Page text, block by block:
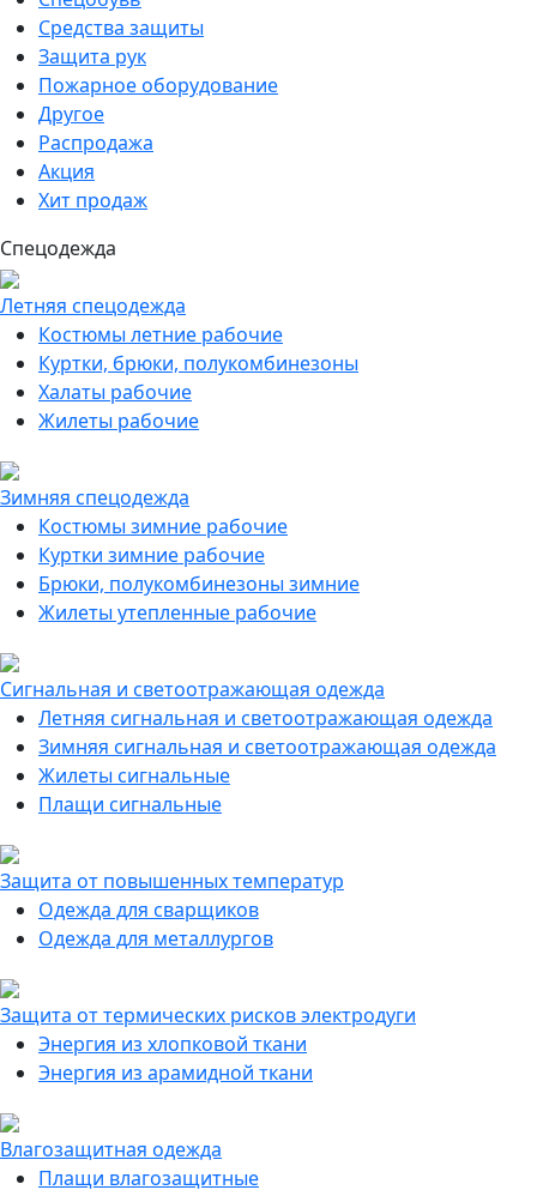
Средства защиты
Защита рук
Пожарное оборудование
Другое
Распродажа
Акция
Хит продаж
Спецодежда
Летняя спецодежда
Костюмы летние рабочие
Куртки, брюки, полукомбинезоны
Халаты рабочие
Жилеты рабочие
Зимняя спецодежда
Костюмы зимние рабочие
Куртки зимние рабочие
Брюки, полукомбинезоны зимние
Жилеты утепленные рабочие
Сигнальная и светоотражающая одежда
Летняя сигнальная и светоотражающая одежда
Зимняя сигнальная и светоотражающая одежда
Жилеты сигнальные
Плащи сигнальные
Защита от повышенных температур
Одежда для сварщиков
Одежда для металлургов
Защита от термических рисков электродуги
Энергия из хлопковой ткани
Энергия из арамидной ткани
Влагозащитная одежда
Плащи влагозащитные